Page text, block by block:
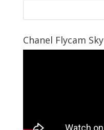
Chanel Flycam Sky